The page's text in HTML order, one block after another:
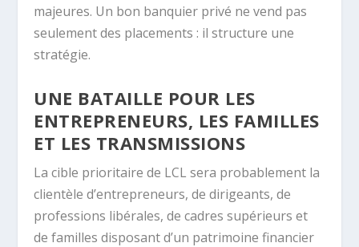
majeures. Un bon banquier privé ne vend pas
seulement des placements : il structure une
stratégie.
UNE BATAILLE POUR LES
ENTREPRENEURS, LES FAMILLES
ET LES TRANSMISSIONS
La cible prioritaire de LCL sera probablement la
clientèle d’entrepreneurs, de dirigeants, de
professions libérales, de cadres supérieurs et
de familles disposant d’un patrimoine financier